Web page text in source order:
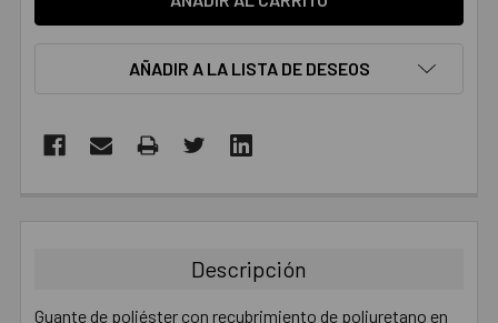
AÑADIR A LA LISTA DE DESEOS
Descripción
Guante de poliéster con recubrimiento de poliuretano en